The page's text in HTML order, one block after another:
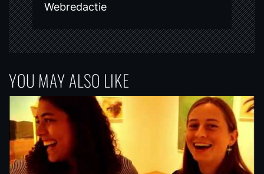
Webredactie
YOU MAY ALSO LIKE